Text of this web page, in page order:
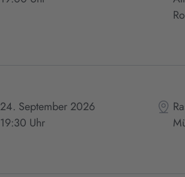
24. September 2026
19:30 Uhr